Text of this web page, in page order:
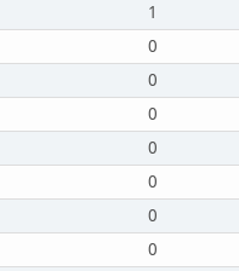
1
0
0
0
0
0
0
0